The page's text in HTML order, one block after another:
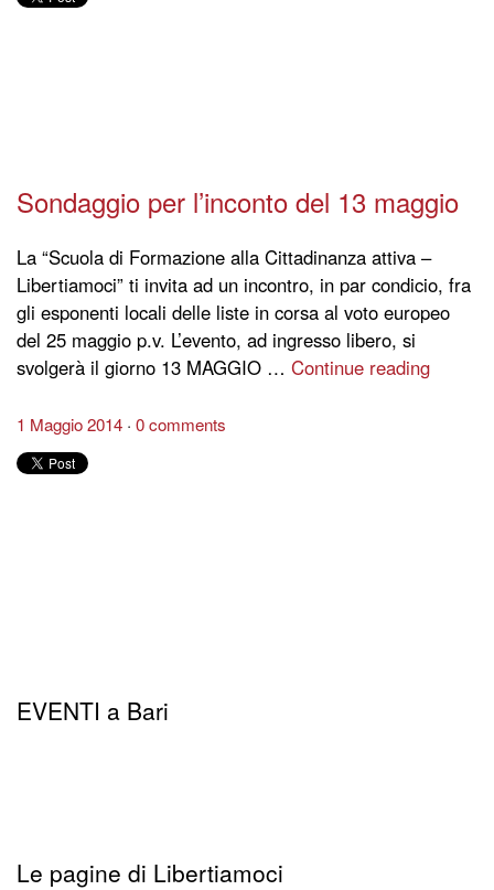
Sondaggio per l’inconto del 13 maggio
La “Scuola di Formazione alla Cittadinanza attiva –
Libertiamoci” ti invita ad un incontro, in par condicio, fra
gli esponenti locali delle liste in corsa al voto europeo
del 25 maggio p.v. L’evento, ad ingresso libero, si
svolgerà il giorno 13 MAGGIO … Continue reading
1 Maggio 2014 0 comments
EVENTI a Bari
Le pagine di Libertiamoci